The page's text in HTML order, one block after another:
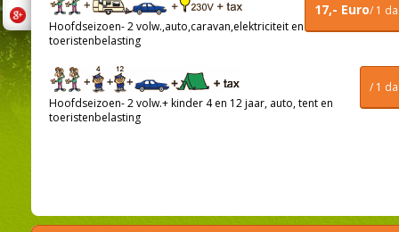
17,- Euro/ 1
Hoofdseizoen- 2 volw.,auto,caravan,elektriciteit en
toeristenbelasting
/ 1
Hoofdseizoen- 2 volw.+ kinder 4 en 12 jaar, auto, tent en
toeristenbelasting